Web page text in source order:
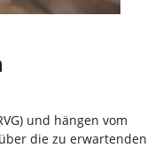
und hängen vom
die zu erwartenden